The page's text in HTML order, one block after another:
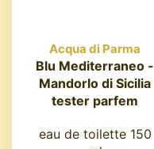
Acqua di Parma
Blu Mediterraneo -
Mandorlo di Sicilia
tester parfem
eau de toilette 150